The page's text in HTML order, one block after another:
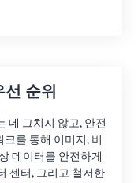
순위
데 그치지 않고, 안전
를 통해 이미지, 비
데이터를 안전하게
센터, 그리고 철저한